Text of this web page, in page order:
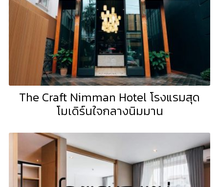
The Craft Nimman Hotel โรงแรมสุด
โมเดิร์นใจกลางนิมมาน